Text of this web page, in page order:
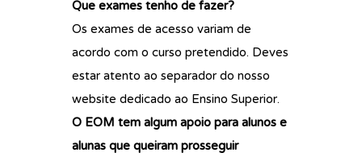
Que exames tenho de fazer?
Os exames de acesso variam de
acordo com o curso pretendido. Deves
estar atento ao separador do nosso
website dedicado ao Ensino Superior.
O EOM tem algum apoio para alunos e
alunas que queiram prosseguir